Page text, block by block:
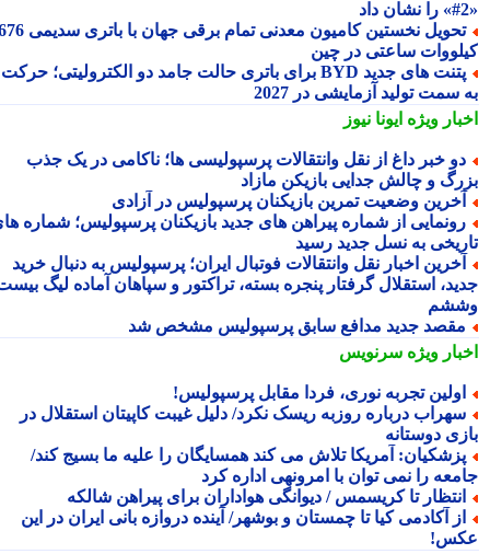
تحویل نخستین کامیون معدنی تمام برقی جهان با باتری سدیمی 676
ساعتی در چین
پتنت های جدید BYD برای باتری حالت جامد دو الکترولیتی؛ حرکت
سمت تولید آزمایشی در 2027
ویژهایونا نیوز
خبر داغ از نقل وانتقالات پرسپولیسی ها؛ ناکامی در یک جذب
و چالش جدایی بازیکن مازاد
وضعیت تمرین بازیکنان پرسپولیس در آزادی
از شماره پیراهن های جدید بازیکنان پرسپولیس؛ شماره های
به نسل جدید رسید
اخبار نقل وانتقالات فوتبال ایران؛ پرسپولیس به دنبال خرید
استقلال گرفتار پنجره بسته، تراکتور و سپاهان آماده لیگ بیست
جدید مدافع سابق پرسپولیس مشخص شد
ویژهسرنویس
تجربه نوری، فردا مقابل پرسپولیس!
درباره روزبه ریسک نکرد/ دلیل غیبت کاپیتان استقلال در
دوستانه
آمریکا تلاش می کند همسایگان را علیه ما بسیج کند/
را نمی توان با امرونهی اداره کرد
تا کریسمس / دیوانگی هواداران برای پیراهن شالکه
آکادمی کیا تا چمستان و بوشهر/ آینده دروازه بانی ایران در این